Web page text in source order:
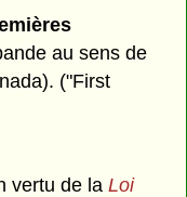
au sens de
("First
vertu de la Loi